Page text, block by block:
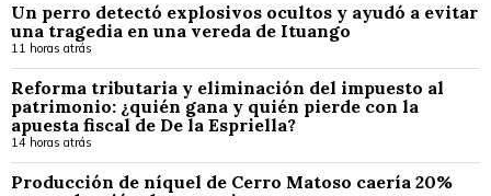
Un perro detectó explosivos ocultos y ayudó a evitar
una tragedia en una vereda de Ituango
11 horas atrás
Reforma tributaria y eliminación del impuesto al
patrimonio: ¿quién gana y quién pierde con la
apuesta fiscal de De la Espriella?
14 horas atrás
Producción de níquel de Cerro Matoso caería 20%